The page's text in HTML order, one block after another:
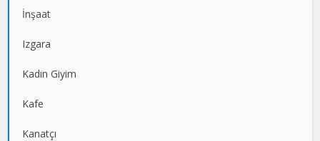
İnşaat
Izgara
Kadın Giyim
Kafe
Kanatçı